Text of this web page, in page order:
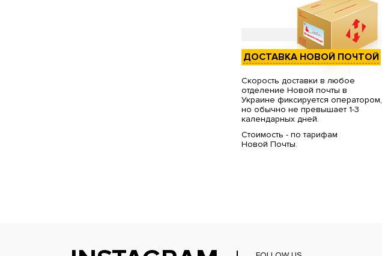
ДОСТАВКА НОВОЙ ПОЧТОЙ
Скорость доставки в любое
отделение Новой почты в
Украине фиксируется оператором,
но обычно не превышает 1-3
календарных дней.
Стоимость - по тарифам
Новой Почты.